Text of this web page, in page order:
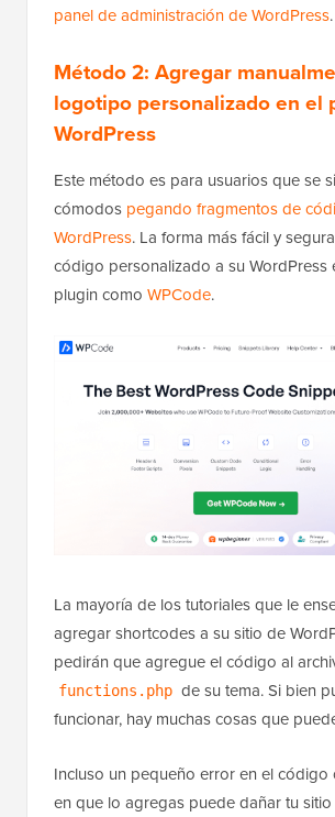
panel de administración de WordPress.
Método 2: Agregar
logotipo personalizado en el
WordPress
Este método es para usuarios que se
cómodos pegando fragmentos de
WordPress. La forma más fácil y
código personalizado a su WordPress
plugin como WPCode.
La mayoría de los tutoriales que le
agregar shortcodes a su sitio de
pedirán que agregue el código al
functions.php de su tema. Si bien
funcionar, hay muchas cosas que
Incluso un pequeño error en el código
en que lo agregas puede dañar tu